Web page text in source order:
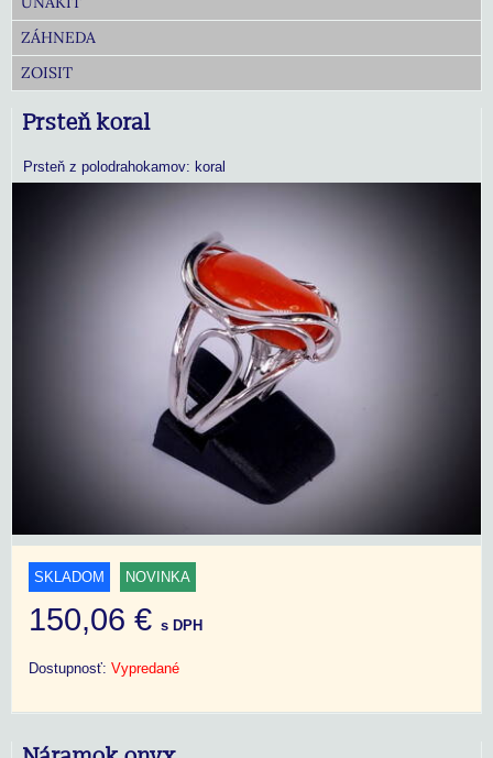
ZÁHNEDA
ZOISIT
Prsteň koral
Prsteň z polodrahokamov: koral
SKLADOM NOVINKA
150,06 € s DPH
Dostupnosť: Vypredané